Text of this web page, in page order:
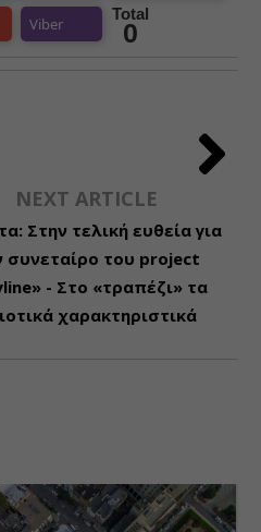
Viber
Total
0
NEXT ARTICLE
Στην τελική ευθεία για
συνεταίρο του project
- Στο «τραπέζι» τα
χαρακτηριστικά